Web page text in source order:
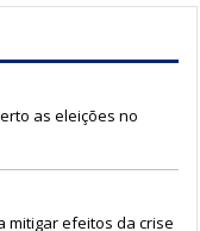
as eleições no
mitigar efeitos da crise